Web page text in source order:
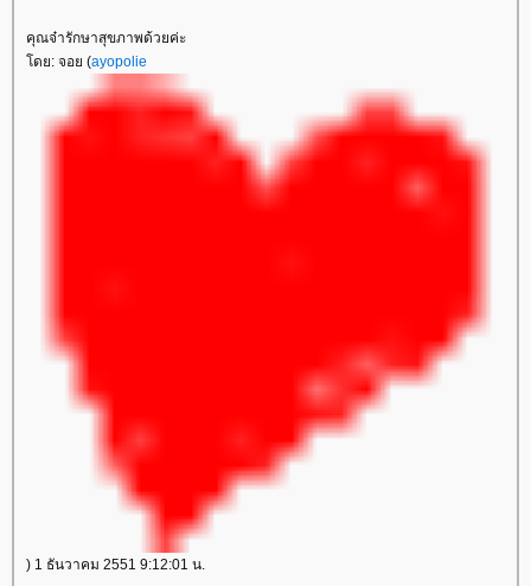
คุณจ๋ารักษาสุขภาพด้วยค่ะ
โดย: จอย (ayopolie
) 1 ธันวาคม 2551 9:12:01 น.